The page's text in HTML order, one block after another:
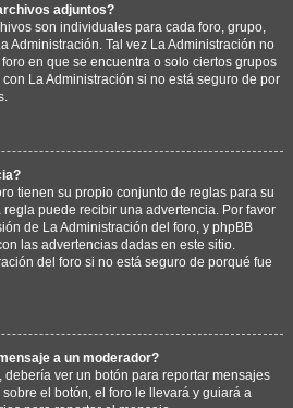
adjuntos?
son individuales para cada foro, grupo,
Administración. Tal vez La Administración no
en que se encuentra o solo ciertos grupos
La Administración si no está seguro de por
tienen su propio conjunto de reglas para su
puede recibir una advertencia. Por favor
de La Administración del foro, y phpBB
las advertencias dadas en este sitio.
del foro si no está seguro de porqué fue
a un moderador?
debería ver un botón para reportar mensajes
el botón, el foro le llevará y guiará a